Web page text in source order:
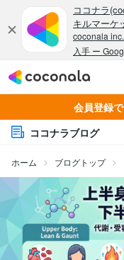
会員登録
ココナラブログ
ホーム ブログトップ